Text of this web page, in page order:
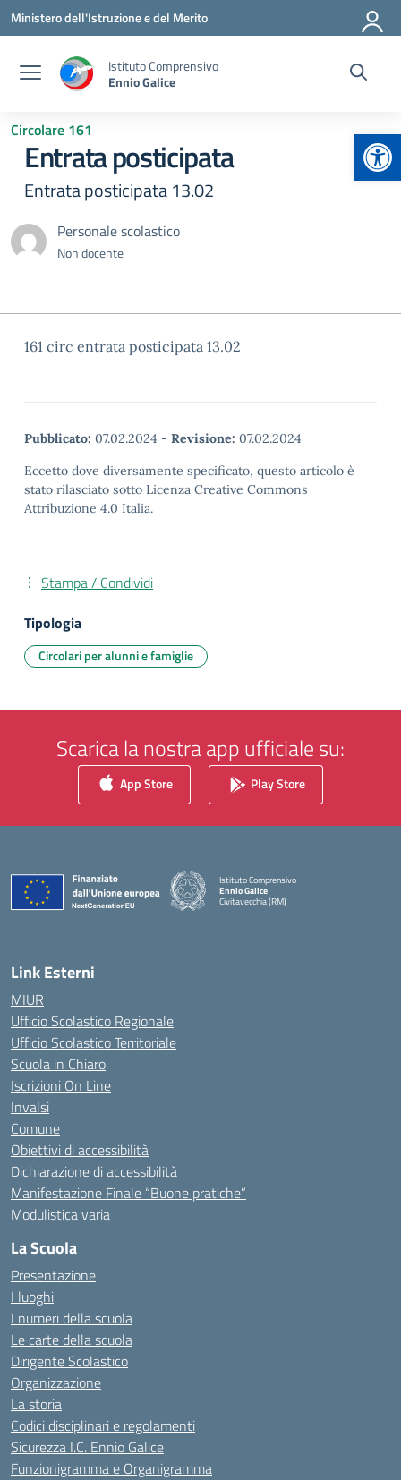
Vai ai contenuti
Vai al menu di navigazione
Vai al footer
Ministero dell'Istruzione e del Merito
Istituto Comprensivo
Ennio Galice
Circolare 161
Entrata posticipata
Entrata posticipata 13.02
Personale scolastico
Non docente
161 circ entrata posticipata 13.02
Pubblicato: 07.02.2024 - Revisione: 07.02.2024
Eccetto dove diversamente specificato, questo articolo è
stato rilasciato sotto Licenza Creative Commons
Attribuzione 4.0 Italia.
Stampa / Condividi
Tipologia
Circolari per alunni e famiglie
Scarica la nostra app ufficiale su:
App Store Play Store
Istituto Comprensivo
Ennio Galice
Civitavecchia (RM)
Link Esterni
MIUR
Ufficio Scolastico Regionale
Ufficio Scolastico Territoriale
Scuola in Chiaro
Iscrizioni On Line
Invalsi
Comune
Obiettivi di accessibilità
Dichiarazione di accessibilità
Manifestazione Finale “Buone pratiche”
Modulistica varia
La Scuola
Presentazione
I luoghi
I numeri della scuola
Le carte della scuola
Dirigente Scolastico
Organizzazione
La storia
Codici disciplinari e regolamenti
Sicurezza I.C. Ennio Galice
Funzionigramma e Organigramma